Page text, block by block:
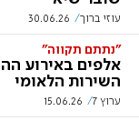
עוזי ברוך 30.06.26
"נתתם תקווה"
אלפים באירוע
השירות הלאומי
ערוץ 7 15.06.26